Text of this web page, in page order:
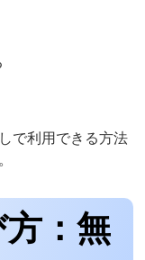
で利用できる方法
：無